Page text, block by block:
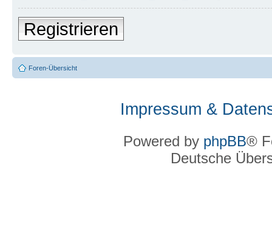
Registrieren
Foren-Übersicht
Impressum &
Powered by phpBB®
Deutsche